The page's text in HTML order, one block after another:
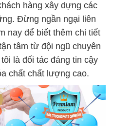
hàng xây dựng các
Đừng ngần ngại liên
nay để biết thêm chi tiết
tâm từ đội ngũ chuyên
là đối tác đáng tin cậy
chất chất lượng cao.